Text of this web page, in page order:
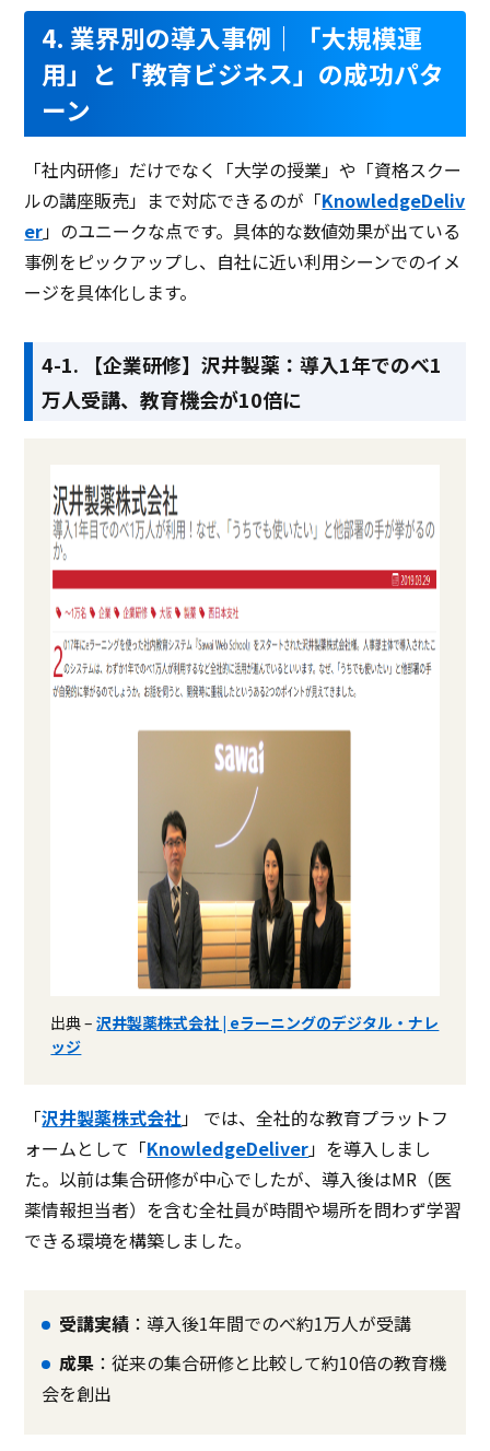
4. 業界別の導入事例｜「大規模運
用」と「教育ビジネス」の成功パタ
ーン
「社内研修」だけでなく「大学の授業」や「資格スクー
ルの講座販売」まで対応できるのが「KnowledgeDeliv
er」のユニークな点です。具体的な数値効果が出ている
事例をピックアップし、自社に近い利用シーンでのイメ
ージを具体化します。
4-1. 【企業研修】沢井製薬：導入1年でのべ1
万人受講、教育機会が10倍に
出典 –沢井製薬株式会社 | eラーニングのデジタル・ナレ
ッジ
「沢井製薬株式会社」 では、全社的な教育プラットフ
ォームとして「KnowledgeDeliver」を導入しまし
た。以前は集合研修が中心でしたが、導入後はMR（医
薬情報担当者）を含む全社員が時間や場所を問わず学習
できる環境を構築しました。
受講実績 ：導入後1年間でのべ約1万人が受講
成果 ：従来の集合研修と比較して約10倍の教育機
会を創出